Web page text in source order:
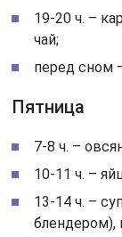
19-20 ч. –
чай;
перед сном
Пятница
7-8 ч. –
10-11 ч. –
13-14 ч. –
блендером),